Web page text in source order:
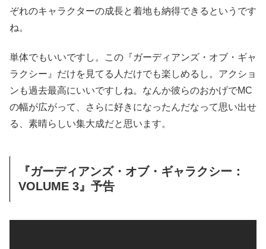
ぞれのキャラクターの成長と着地も納得できるというです
ね。
単体でもいいですし。この『ガーディアンズ・オブ・ギャ
ラクシー』だけを見てる人だけでも楽しめるし。アクショ
ンも過去最高にいいですしね。なんか彼らのおかげでMC
の幅が広がって、さらに好きになったんだなって思い出せ
る、素晴らしい集大成だと思います。
『ガーディアンズ・オブ・ギャラクシー：
VOLUME 3』予告